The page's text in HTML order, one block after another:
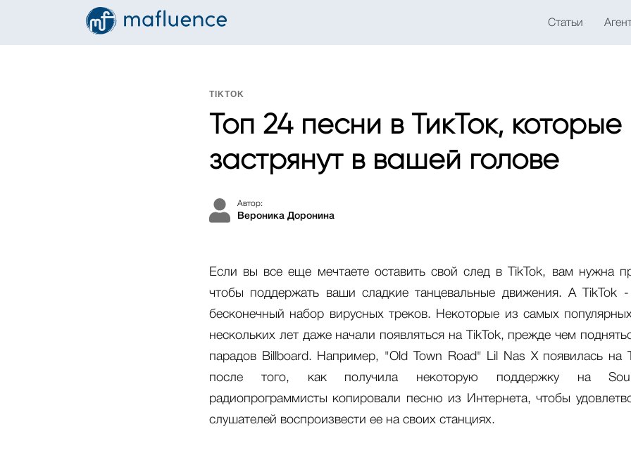
Статьи
TIKTOK
Топ 24 песни в ТикТок, которые
застрянут в вашей голове
Автор:
Вероника Доронина
Если вы все еще мечтаете оставить свой след в TikTok, вам нужна
чтобы поддержать ваши сладкие танцевальные движения. А TikTok
бесконечный набор вирусных треков. Некоторые из самых
нескольких лет даже начали появляться на TikTok, прежде чем
парадов Billboard. Например, "Old Town Road" Lil Nas X появилась на
после того, как получила некоторую поддержку на
радиопрограммисты копировали песню из Интернета, чтобы
слушателей воспроизвести ее на своих станциях.